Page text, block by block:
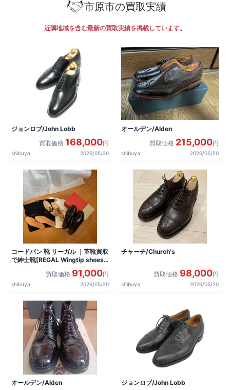
市原市の買取実績
近隣地域を含む最新の買取実績を掲載しています。
ジョンロブ/John Lobb
買取価格 168,000円
shibuya 2026/05/20
オールデン/Alden
買取価格 215,000円
shibuya 2026/05/20
コードバン 靴 リーガル ｜革靴買取
で紳士靴[REGAL Wingtip shoes]
買取価格 91,000円
shibuya 2026/05/20
チャーチ/Church's
買取価格 98,000円
shibuya 2026/05/20
オールデン/Alden
ジョンロブ/John Lobb